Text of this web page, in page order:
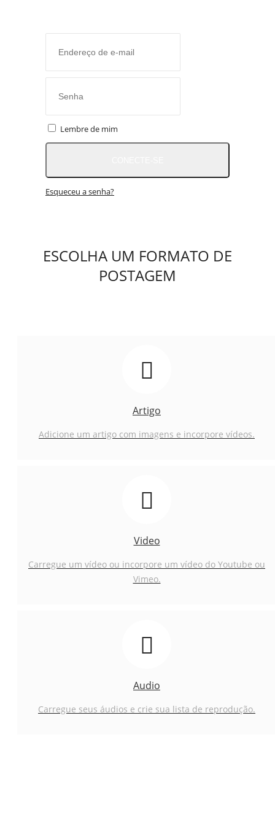
Lembre de mim
Esqueceu a senha?
ESCOLHA UM FORMATO DE
POSTAGEM
Artigo
Adicione um artigo com imagens e incorpore vídeos.
Video
Carregue um vídeo ou incorpore um vídeo do Youtube ou
Vimeo.
Audio
Carregue seus áudios e crie sua lista de reprodução.